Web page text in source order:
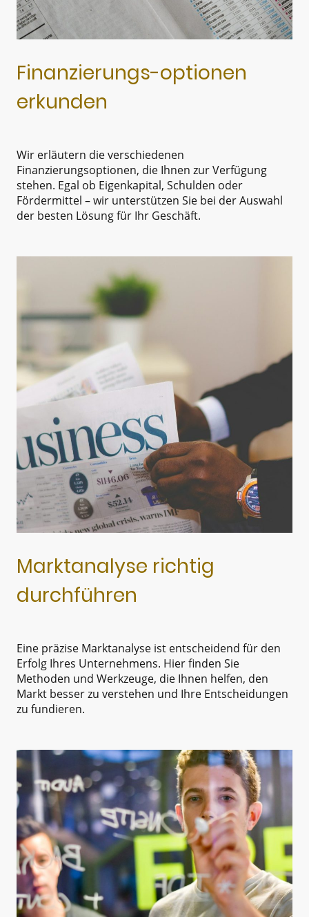
Finanzierungs-optionen
erkunden
Wir erläutern die verschiedenen
Finanzierungsoptionen, die Ihnen zur Verfügung
stehen. Egal ob Eigenkapital, Schulden oder
Fördermittel – wir unterstützen Sie bei der Auswahl
der besten Lösung für Ihr Geschäft.
Marktanalyse richtig
durchführen
Eine präzise Marktanalyse ist entscheidend für den
Erfolg Ihres Unternehmens. Hier finden Sie
Methoden und Werkzeuge, die Ihnen helfen, den
Markt besser zu verstehen und Ihre Entscheidungen
zu fundieren.